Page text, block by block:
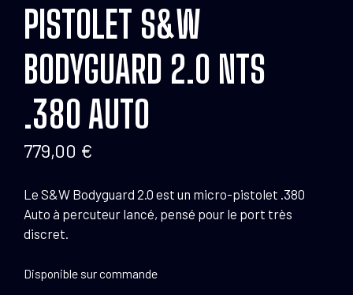
PISTOLET S&W
BODYGUARD 2.0 NTS
.380 AUTO
779,00 €
Le S&W Bodyguard 2.0 est un micro-pistolet .380
Auto à percuteur lancé, pensé pour le port très
discret.
Disponible sur commande